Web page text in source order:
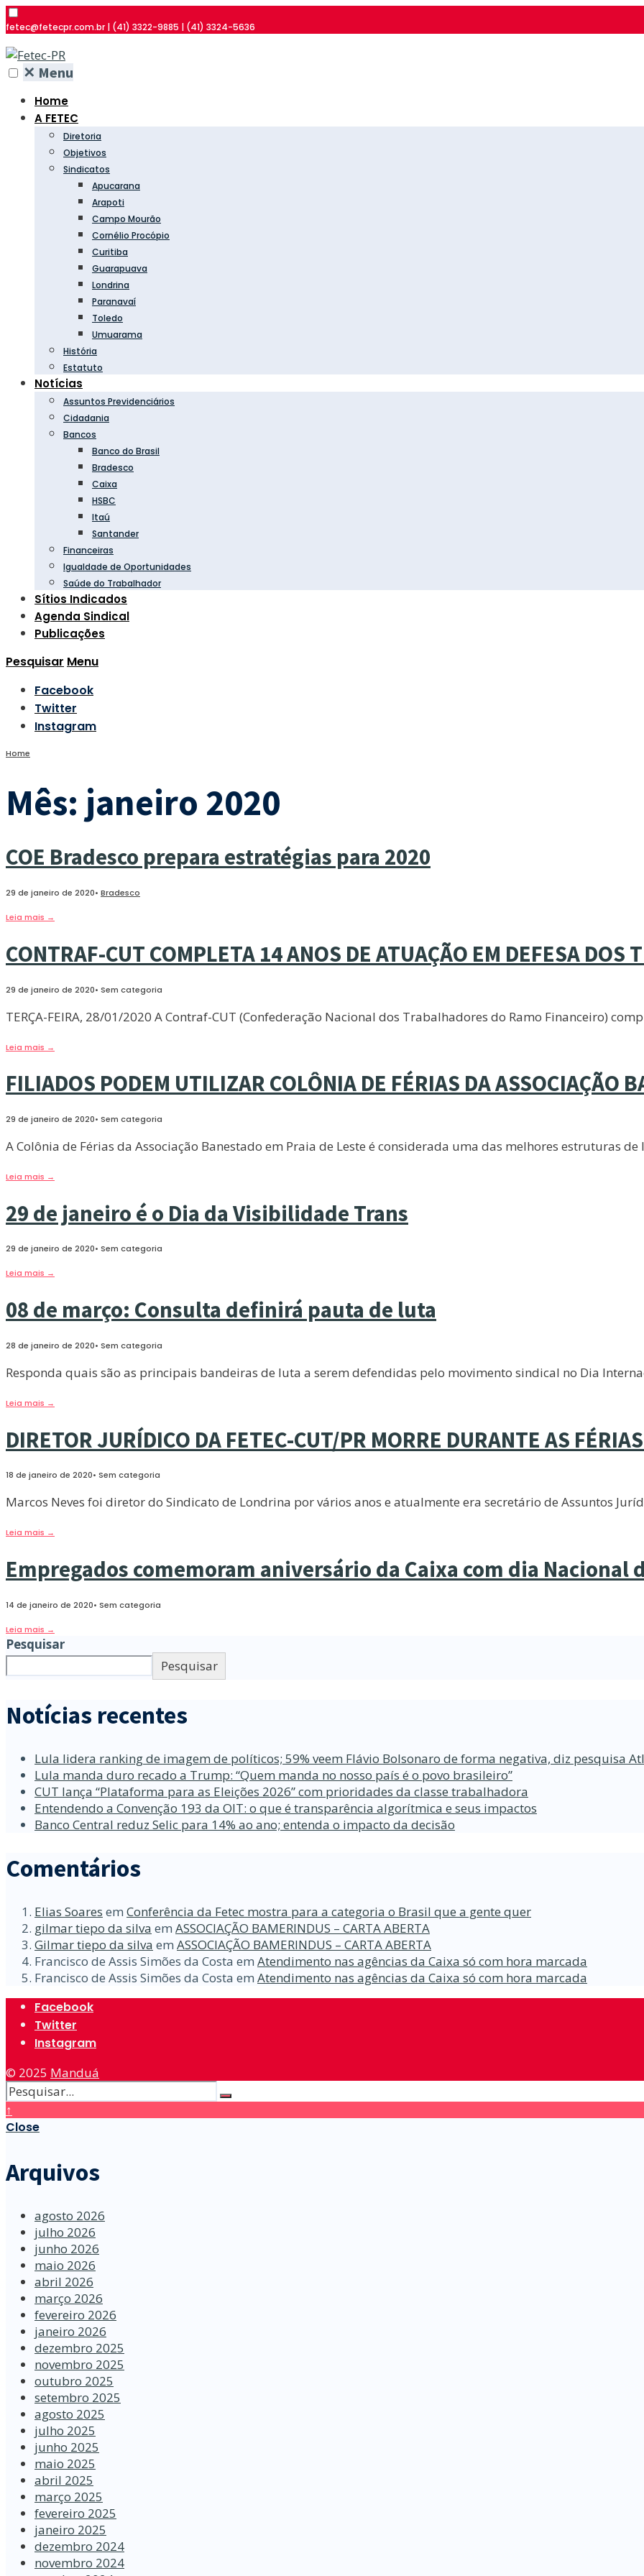
fetec@fetecpr.com.br | (41) 3322-9885 | (41) 3324-5636
✕ Menu
Home
A FETEC
Diretoria
Objetivos
Sindicatos
Apucarana
Arapoti
Campo Mourão
Cornélio Procópio
Curitiba
Guarapuava
Londrina
Paranavaí
Toledo
Umuarama
História
Estatuto
Notícias
Assuntos Previdenciários
Cidadania
Bancos
Banco do Brasil
Bradesco
Caixa
HSBC
Itaú
Santander
Financeiras
Igualdade de Oportunidades
Saúde do Trabalhador
Sítios Indicados
Agenda Sindical
Publicações
Pesquisar Menu
Facebook
Twitter
Instagram
Home
Mês: janeiro 2020
COE Bradesco prepara estratégias para 2020
29 de janeiro de 2020• Bradesco
Leia mais →
CONTRAF-CUT COMPLETA 14 ANOS DE ATUAÇÃO EM DEFESA DOS
29 de janeiro de 2020• Sem categoria
TERÇA-FEIRA, 28/01/2020 A Contraf-CUT (Confederação Nacional dos Trabalhadores do Ramo Financeiro)
Leia mais →
FILIADOS PODEM UTILIZAR COLÔNIA DE FÉRIAS DA ASSOCIAÇÃO
29 de janeiro de 2020• Sem categoria
A Colônia de Férias da Associação Banestado em Praia de Leste é considerada uma das melhores estruturas de
Leia mais →
29 de janeiro é o Dia da Visibilidade Trans
29 de janeiro de 2020• Sem categoria
Leia mais →
08 de março: Consulta definirá pauta de luta
28 de janeiro de 2020• Sem categoria
Responda quais são as principais bandeiras de luta a serem defendidas pelo movimento sindical no Dia
Leia mais →
DIRETOR JURÍDICO DA FETEC-CUT/PR MORRE DURANTE AS
18 de janeiro de 2020• Sem categoria
Marcos Neves foi diretor do Sindicato de Londrina por vários anos e atualmente era secretário de Assuntos
Leia mais →
Empregados comemoram aniversário da Caixa com dia Nacional
14 de janeiro de 2020• Sem categoria
Leia mais →
Pesquisar
Pesquisar
Notícias recentes
Lula lidera ranking de imagem de políticos; 59% veem Flávio Bolsonaro de forma negativa, diz pesquisa
Lula manda duro recado a Trump: “Quem manda no nosso país é o povo brasileiro”
CUT lança “Plataforma para as Eleições 2026” com prioridades da classe trabalhadora
Entendendo a Convenção 193 da OIT: o que é transparência algorítmica e seus impactos
Banco Central reduz Selic para 14% ao ano; entenda o impacto da decisão
Comentários
Elias Soares em Conferência da Fetec mostra para a categoria o Brasil que a gente quer
gilmar tiepo da silva em ASSOCIAÇÃO BAMERINDUS – CARTA ABERTA
Gilmar tiepo da silva em ASSOCIAÇÃO BAMERINDUS – CARTA ABERTA
Francisco de Assis Simões da Costa em Atendimento nas agências da Caixa só com hora marcada
Francisco de Assis Simões da Costa em Atendimento nas agências da Caixa só com hora marcada
Facebook
Twitter
Instagram
© 2025 Manduá
↑
Close
Arquivos
agosto 2026
julho 2026
junho 2026
maio 2026
abril 2026
março 2026
fevereiro 2026
janeiro 2026
dezembro 2025
novembro 2025
outubro 2025
setembro 2025
agosto 2025
julho 2025
junho 2025
maio 2025
abril 2025
março 2025
fevereiro 2025
janeiro 2025
dezembro 2024
novembro 2024